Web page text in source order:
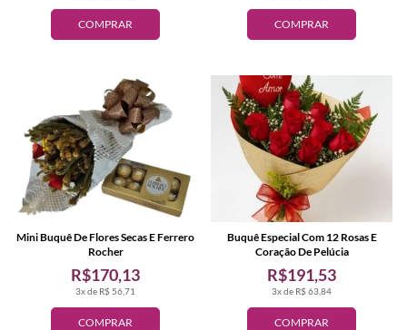
COMPRAR COMPRAR
COMPRAR
3x de R$ 56,71
R$170,13
Mini Buquê De Flores Secas E Ferrero
Rocher
COMPRAR
3x de R$ 63,84
R$191,53
Buquê Especial Com 12 Rosas E
Coração De Pelúcia